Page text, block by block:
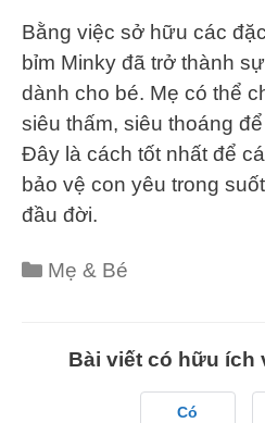
Bằng việc sở hữu các
bỉm Minky đã trở thành
dành cho bé. Mẹ có thể
siêu thấm, siêu thoáng
Đây là cách tốt nhất để
bảo vệ con yêu trong
đầu đời.
Mẹ & Bé
Bài viết có hữu ích
Có